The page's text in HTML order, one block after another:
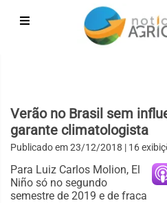
Verão no Brasil sem
garante climatologista
Publicado em23/12/2018 | 16
Para Luiz Carlos Molion, El
Niño só no segundo
semestre de 2019 e de fraca